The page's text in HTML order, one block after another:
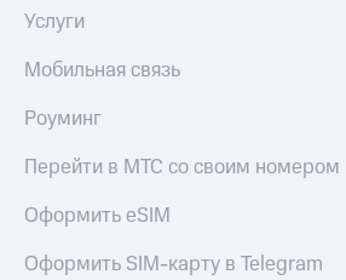
Услуги
Мобильная связь
Роуминг
Перейти в МТС со своим номером
Оформить eSIM
Оформить SIM-карту в Telegram